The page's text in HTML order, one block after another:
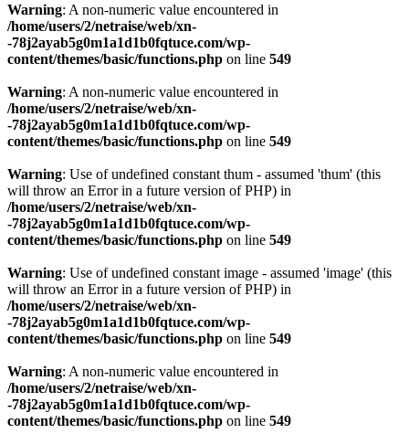
Warning: A non-numeric value encountered in
/home/users/2/netraise/web/xn-
-78j2ayab5g0m1a1d1b0fqtuce.com/wp-
content/themes/basic/functions.php on line 549
Warning: A non-numeric value encountered in
/home/users/2/netraise/web/xn-
-78j2ayab5g0m1a1d1b0fqtuce.com/wp-
content/themes/basic/functions.php on line 549
Warning: Use of undefined constant thum - assumed 'thum' (this
will throw an Error in a future version of PHP) in
/home/users/2/netraise/web/xn-
-78j2ayab5g0m1a1d1b0fqtuce.com/wp-
content/themes/basic/functions.php on line 549
Warning: Use of undefined constant image - assumed 'image' (this
will throw an Error in a future version of PHP) in
/home/users/2/netraise/web/xn-
-78j2ayab5g0m1a1d1b0fqtuce.com/wp-
content/themes/basic/functions.php on line 549
Warning: A non-numeric value encountered in
/home/users/2/netraise/web/xn-
-78j2ayab5g0m1a1d1b0fqtuce.com/wp-
content/themes/basic/functions.php on line 549